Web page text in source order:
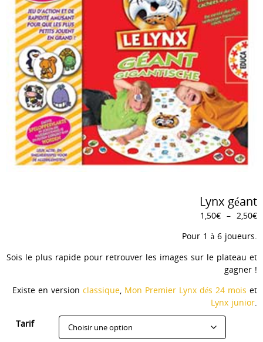
Lynx géant
1,50€ – 2,50€
à
Pour 1 à 6 joueurs.
Sois le plus rapide pour retrouver les images sur le plateau et
gagner !
Existe en version classique, Mon Premier Lynx dés 24 mois et
Lynx junior.
Tarif